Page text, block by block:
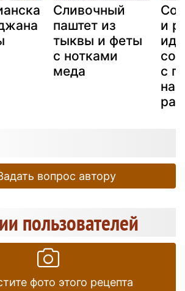
Сливочный
паштет из
тыквы и феты
с нотками
меда
и
с
вопрос автору
пользователей
фото этого рецепта